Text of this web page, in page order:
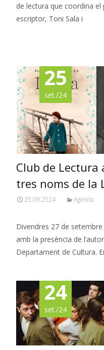
de lectura que coordina
escriptor, Toni Sala i
25
set./24
Club de Lectura
tres noms de la
25.09.2024 Agenda
Divendres 27 de
amb la presència de
Departament de Cultura.
24
set./24